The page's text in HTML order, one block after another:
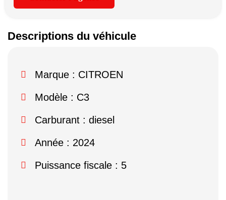
Descriptions du véhicule
Marque : CITROEN
Modèle : C3
Carburant : diesel
Année : 2024
Puissance fiscale : 5